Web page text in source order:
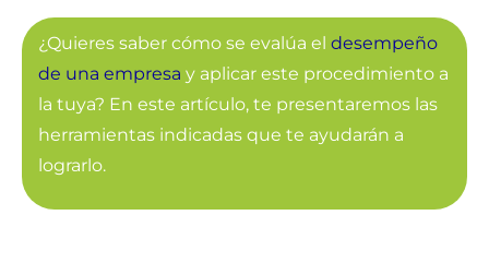
¿Quieres saber cómo se evalúa el desempeño
de una empresa y aplicar este procedimiento a
la tuya? En este artículo, te presentaremos las
herramientas indicadas que te ayudarán a
lograrlo.